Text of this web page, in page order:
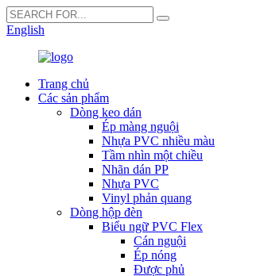
English
Trang chủ
Các sản phẩm
Dòng keo dán
Ép màng nguội
Nhựa PVC nhiều màu
Tầm nhìn một chiều
Nhãn dán PP
Nhựa PVC
Vinyl phản quang
Dòng hộp đèn
Biểu ngữ PVC Flex
Cán nguội
Ép nóng
Được phủ